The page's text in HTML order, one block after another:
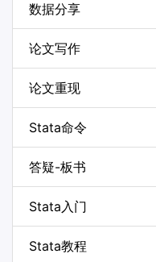
数据分享
论文写作
论文重现
Stata命令
答疑-板书
Stata入门
Stata教程